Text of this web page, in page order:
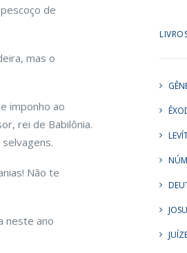
de
mas o
imponho ao
rei de Babilônia.
Não te
neste ano